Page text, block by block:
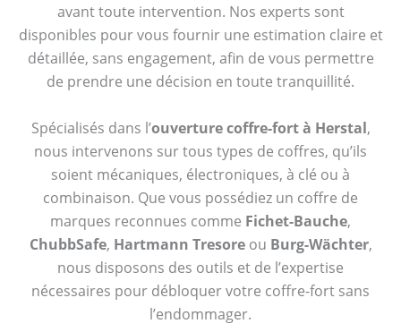
avant toute intervention. Nos experts sont
disponibles pour vous fournir une estimation claire et
détaillée, sans engagement, afin de vous permettre
de prendre une décision en toute tranquillité.
Spécialisés dans l’ouverture coffre-fort à Herstal,
nous intervenons sur tous types de coffres, qu’ils
soient mécaniques, électroniques, à clé ou à
combinaison. Que vous possédiez un coffre de
marques reconnues comme Fichet-Bauche,
ChubbSafe, Hartmann Tresoreou Burg-Wächter,
nous disposons des outils et de l’expertise
nécessaires pour débloquer votre coffre-fort sans
l’endommager.